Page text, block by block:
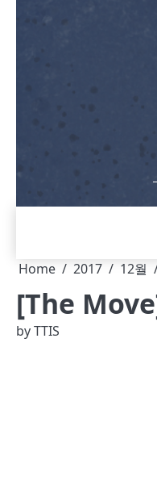
Home 2017 12월
[The
byTTIS